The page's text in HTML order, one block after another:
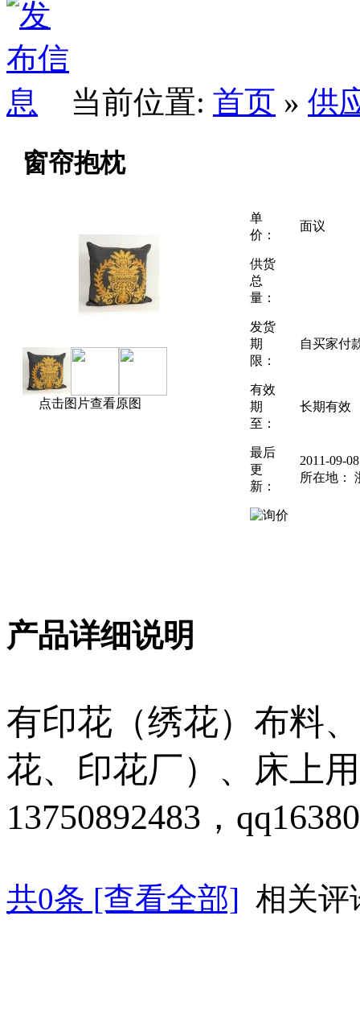
当前位置: 首页 » 供
窗帘抱枕
点击图片查看原图
单
价：
面议
供货
总
量：
发货
期
限：
自买家付
有效
期
至：
长期有效
最后
更
新：
2011-09-
所在地：
产品详细说明
有印花（绣花）布料
花、印花厂）、床上
13750892483，
共0条 [查看全部] 相关评